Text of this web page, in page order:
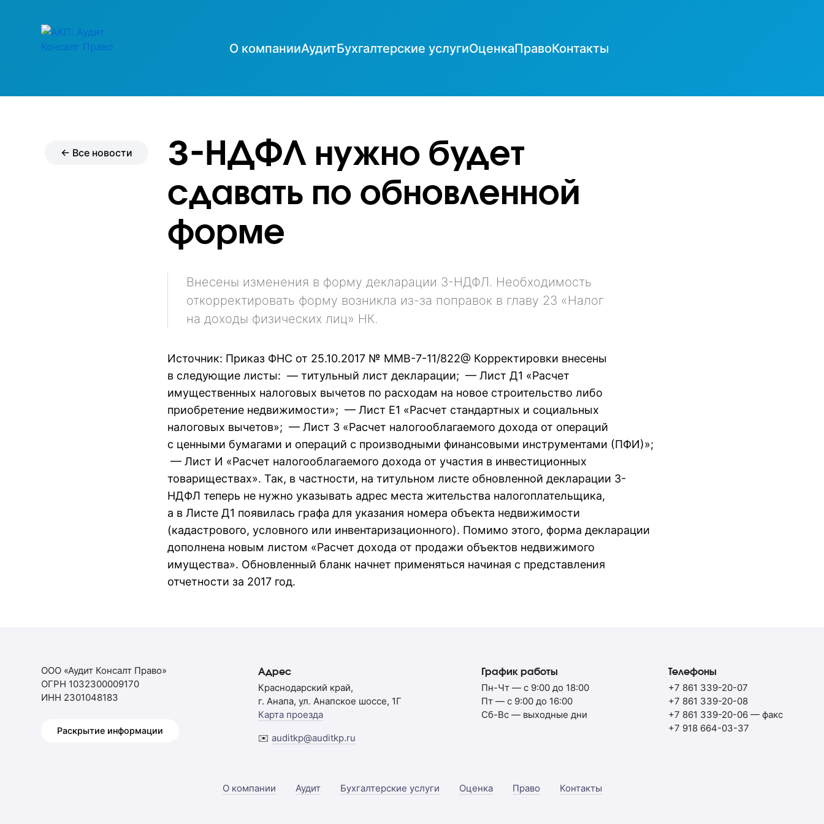
О компанииАудитБухгалтерские услугиОценкаПравоКонтакты
← Все новости
3-НДФЛ нужно будет
сдавать по обновленной
форме
Внесены изменения в форму декларации 3-НДФЛ. Необходимость
откорректировать форму возникла из-за поправок в главу 23 «Налог
на доходы физических лиц» НК.
Источник: Приказ ФНС от 25.10.2017 № ММВ-7-11/822@ Корректировки внесены
в следующие листы: — титульный лист декларации; — Лист Д1 «Расчет
имущественных налоговых вычетов по расходам на новое строительство либо
приобретение недвижимости»; — Лист Е1 «Расчет стандартных и социальных
налоговых вычетов»; — Лист 3 «Расчет налогооблагаемого дохода от операций
с ценными бумагами и операций с производными финансовыми инструментами (ПФИ)»;
— Лист И «Расчет налогооблагаемого дохода от участия в инвестиционных
товариществах». Так, в частности, на титульном листе обновленной декларации 3-
НДФЛ теперь не нужно указывать адрес места жительства налогоплательщика,
а в Листе Д1 появилась графа для указания номера объекта недвижимости
(кадастрового, условного или инвентаризационного). Помимо этого, форма декларации
дополнена новым листом «Расчет дохода от продажи объектов недвижимого
имущества». Обновленный бланк начнет применяться начиная с представления
отчетности за 2017 год.
ООО «Аудит Консалт Право»
ОГРН 1032300009170
ИНН 2301048183
Раскрытие информации
Адрес
Краснодарский край,
г. Анапа, ул. Анапское шоссе, 1Г
Карта проезда
✉️auditkp@auditkp.ru
График работы
Пн-Чт — с 9:00 до 18:00
Пт — с 9:00 до 16:00
Сб-Вс — выходные дни
Телефоны
+7 861 339-20-07
+7 861 339-20-08
+7 861 339-20-06— факс
+7 918 664-03-37
О компании Аудит Бухгалтерские услуги Оценка Право Контакты